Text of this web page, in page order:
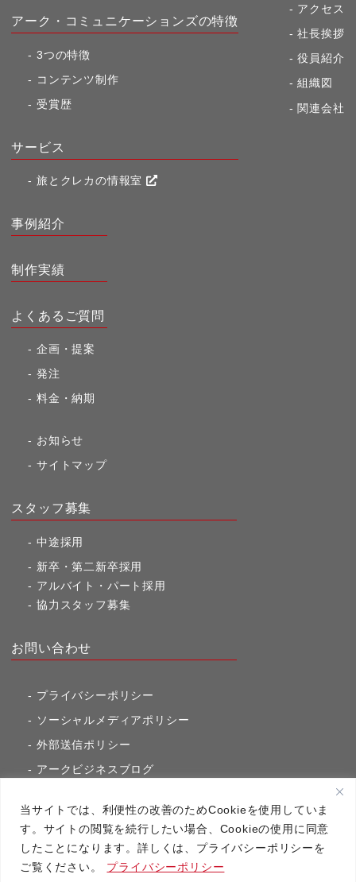
当サイトでは、利便性の改善のためCookieを使用していま
す。サイトの閲覧を続行したい場合、Cookieの使用に同意
したことになります。詳しくは、プライバシーポリシーを
ご覧ください。
プライバシーポリシー
アーク・コミュニケーションズの特徴
3つの特徴
コンテンツ制作
受賞歴
サービス
旅とクレカの情報室
アクセス
社長挨拶
役員紹介
組織図
関連会社
事例紹介
制作実績
よくあるご質問
企画・提案
発注
料金・納期
お知らせ
サイトマップ
スタッフ募集
中途採用
新卒・第二新卒採用
アルバイト・パート採用
協力スタッフ募集
お問い合わせ
プライバシーポリシー
ソーシャルメディアポリシー
外部送信ポリシー
アークビジネスブログ
アーク・コミュニケーションズ
Copyright（C）2020 アーク・コミュニケーションズ All RightsReserved.